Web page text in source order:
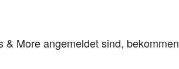
More angemeldet sind, bekommen